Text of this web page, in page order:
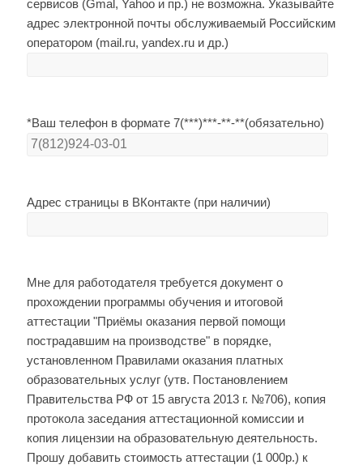
сервисов (Gmal, Yahoo и пр.) не возможна. Указывайте
адрес электронной почты обслуживаемый Российским
оператором (mail.ru, yandex.ru и др.)
*Ваш телефон в формате 7(***)***-**-**(обязательно)
Адрес страницы в ВКонтакте (при наличии)
Мне для работодателя требуется документ о
прохождении программы обучения и итоговой
аттестации "Приёмы оказания первой помощи
пострадавшим на производстве" в порядке,
установленном Правилами оказания платных
образовательных услуг (утв. Постановлением
Правительства РФ от 15 августа 2013 г. №706), копия
протокола заседания аттестационной комиссии и
копия лицензии на образовательную деятельность.
Прошу добавить стоимость аттестации (1 000р.) к